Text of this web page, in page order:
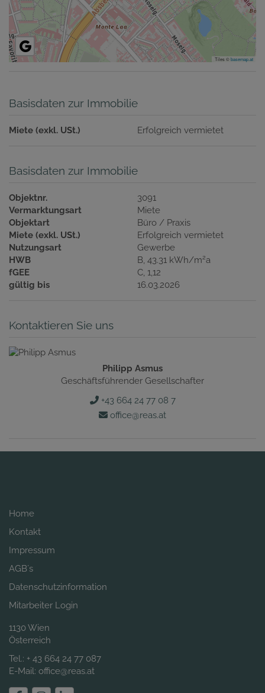
Tiles ©basemap.at
Basisdaten zur Immobilie
Miete (exkl. USt.) Erfolgreich vermietet
Basisdaten zur Immobilie
Objektnr.
3091
Vermarktungsart
Miete
Objektart
Büro / Praxis
Miete (exkl. USt.)
Erfolgreich vermietet
Nutzungsart
Gewerbe
HWB
B, 43.31 kWh/m2a
fGEE
C, 1,12
gültig bis
16.03.2026
Kontaktieren Sie uns
Philipp Asmus
Geschäftsführender Gesellschafter
+43 664 24 77 08 7
office@reas.at
Home
Kontakt
Impressum
AGB´s
Datenschutzinformation
Mitarbeiter Login
1130 Wien
Österreich
Tel.: + 43 664 24 77 087
E-Mail: office@reas.at